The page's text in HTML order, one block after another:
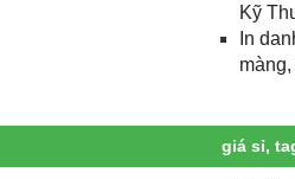
Kỹ
In
giá sỉ,